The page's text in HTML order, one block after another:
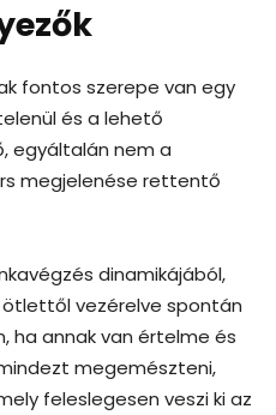
fontos szerepe van egy
és a lehető
egyáltalán nem a
megjelenése rettentő
dinamikájából,
vezérelve spontán
ha annak van értelme és
megemészteni,
feleslegesen veszi ki az